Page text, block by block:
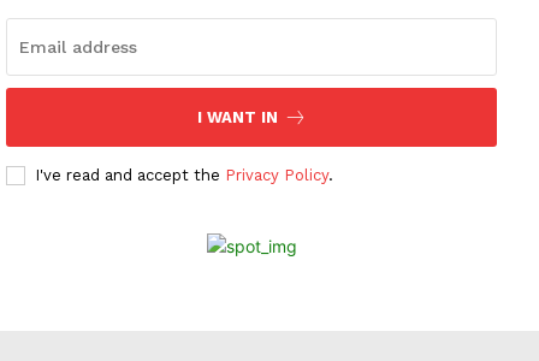
I WANT IN
I've read and accept the Privacy Policy.